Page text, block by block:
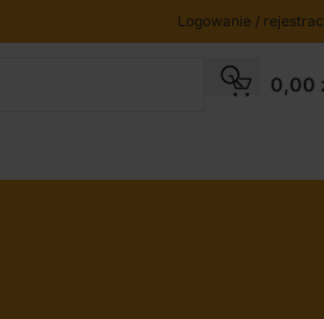
Logowanie /
0,00